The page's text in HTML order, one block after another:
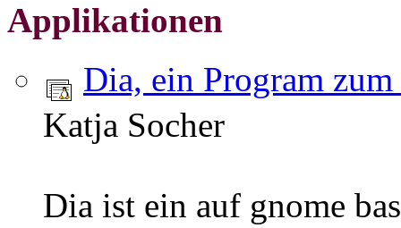
Applikationen
Dia, ein Program
Katja Socher
Dia ist ein auf gnome